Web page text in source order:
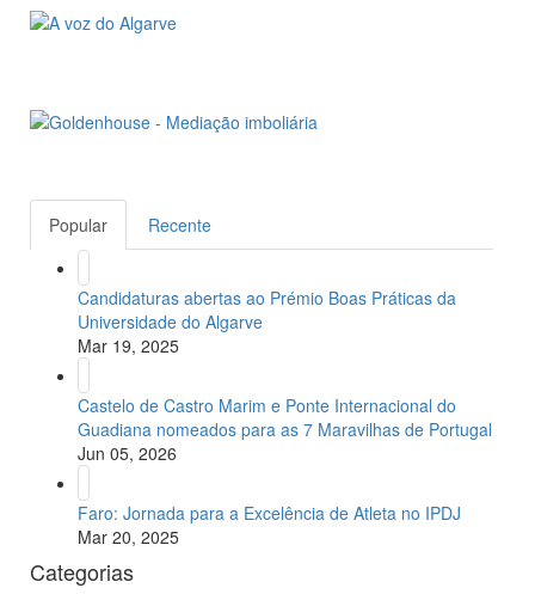
Popular Recente
Candidaturas abertas ao Prémio Boas Práticas da
Universidade do Algarve
Mar 19, 2025
Castelo de Castro Marim e Ponte Internacional do
Guadiana nomeados para as 7 Maravilhas de Portugal
Jun 05, 2026
Faro: Jornada para a Excelência de Atleta no IPDJ
Mar 20, 2025
Categorias